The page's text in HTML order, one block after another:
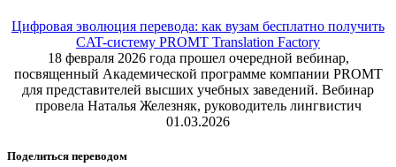
Цифровая эволюция перевода: как вузам бесплатно получить
CAT-систему PROMT Translation Factory
18 февраля 2026 года прошел очередной вебинар,
посвященный Академической программе компании PROMT
для представителей высших учебных заведений. Вебинар
провела Наталья Железняк, руководитель лингвистич
01.03.2026
Поделиться переводом